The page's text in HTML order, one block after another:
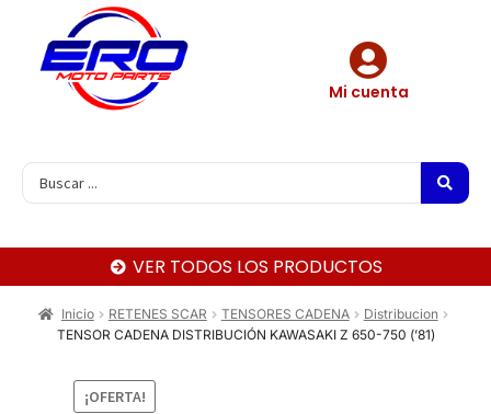
Mi cuenta
VER TODOS LOS PRODUCTOS
Inicio RETENES SCAR TENSORES CADENA
Distribucion
TENSOR CADENA DISTRIBUCIÓN KAWASAKI Z 650-750 (’81)
¡OFERTA!